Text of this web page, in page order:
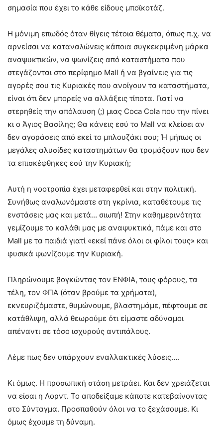
σημασία που έχει το κάθε είδους μποϊκοτάζ.
Η μόνιμη επωδός όταν θίγεις τέτοια θέματα, όπως π.χ. να
αρνείσαι να καταναλώνεις κάποια συγκεκριμένη μάρκα
αναψυκτικών, να ψωνίζεις από καταστήματα που
στεγάζονται στο περίφημο Mall ή να βγαίνεις για τις
αγορές σου τις Κυριακές που ανοίγουν τα καταστήματα,
είναι ότι δεν μπορείς να αλλάξεις τίποτα. Γιατί να
στερηθείς την απόλαυση (;) μιας Coca Cola που την πίνει
κι ο Άγιος Βασίλης; Θα κάνεις εσύ το Mall να κλείσει αν
δεν αγοράσεις από εκεί το μπλουζάκι σου; Ή μήπως οι
μεγάλες αλυσίδες καταστημάτων θα τρομάξουν που δεν
τα επισκέφθηκες εσύ την Κυριακή;
Αυτή η νοοτροπία έχει μεταφερθεί και στην πολιτική.
Συνήθως αναλωνόμαστε στη γκρίνια, καταθέτουμε τις
ενστάσεις μας και μετά… σιωπή! Στην καθημερινότητα
γεμίζουμε το καλάθι μας με αναψυκτικά, πάμε και στο
Mall με τα παιδιά γιατί «εκεί πάνε όλοι οι φίλοι τους» και
φυσικά ψωνίζουμε την Κυριακή.
Πληρώνουμε βογκώντας τον ΕΝΦΙΑ, τους φόρους, τα
τέλη, τον ΦΠΑ (όταν βρούμε τα χρήματα),
εκνευριζόμαστε, θυμώνουμε, βλαστημάμε, πέφτουμε σε
κατάθλιψη, αλλά θεωρούμε ότι είμαστε αδύναμοι
απέναντι σε τόσο ισχυρούς αντιπάλους.
Λέμε πως δεν υπάρχουν εναλλακτικές λύσεις….
Κι όμως. Η προσωπική στάση μετράει. Και δεν χρειάζεται
να είσαι η Λορντ. Το αποδείξαμε κάποτε κατεβαίνοντας
στο Σύνταγμα. Προσπαθούν όλοι να το ξεχάσουμε. Κι
όμως έχουμε τη δύναμη.